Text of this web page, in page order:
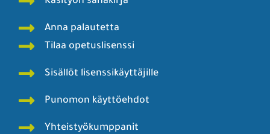
Anna palautetta
Tilaa opetuslisenssi
Sisällöt lisenssikäyttäjille
Punomon käyttöehdot
Yhteistyökumppanit